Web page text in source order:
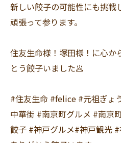
新しい餃子の可能性にも挑戦
頑張って参ります。
住友生命様！塚田様！に心か
とう餃子いました🥟
#住友生命 #felice #元祖ぎょ
中華街 #南京町グルメ #南京
餃子 #神戸グルメ#神戸観光